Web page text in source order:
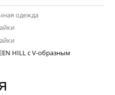
одежда
HILL с V-образным